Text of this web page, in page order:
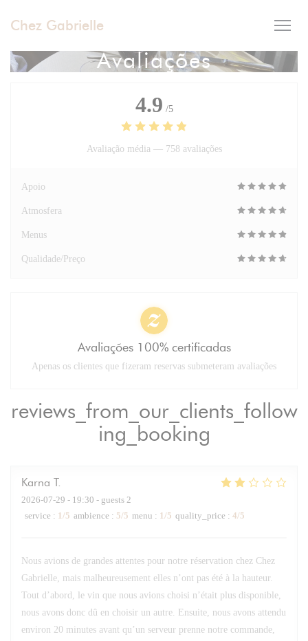
Chez Gabrielle
Avaliações
reviews_from_our_clients_follow
ing_booking
Karna T
2026-07-29 - 19:30 - guests 2
service : 1/5 ambience : 5/5 menu : 1/5 quality_price : 4/5
Nous avions de grandes attentes pour notre réservation chez Chez
Gabrielle, mais malheureusement elles n’ont pas été à la hauteur.
Tout d’abord, le vin que nous avions choisi n’était plus disponible,
nous avons donc dû en choisir un autre. Ensuite, nous avons attendu
environ 20 minutes avant qu’un serveur prenne notre commande,
4.9 /5
Avaliação média — 758 avaliações
Apoio
Atmosfera
Menus
Qualidade/Preço
Avaliações 100% certificadas
Apenas os clientes que fizeram reservas submeteram avaliações